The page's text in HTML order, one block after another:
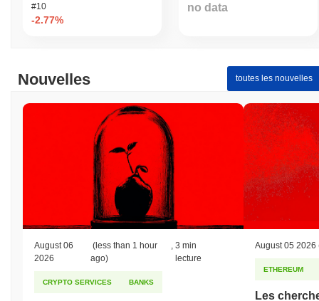
#10
-2.77%
no data
Nouvelles toutes les nouvelles
August 06
2026
(less than 1 hour
ago)
3 min
lecture
CRYPTO SERVICES BANKS
August 05 2026
ETHEREUM
Les